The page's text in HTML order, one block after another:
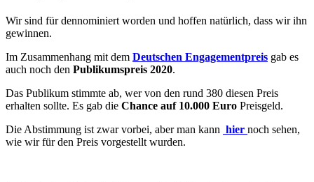
Wir sind für dennominiert worden und hoffen natürlich, dass wir ihn
gewinnen.
Im Zusammenhang mit dem Deutschen Engagementpreis gab es
auch noch den Publikumspreis 2020.
Das Publikum stimmte ab, wer von den rund 380 diesen Preis
erhalten sollte. Es gab die Chance auf 10.000 Euro Preisgeld.
Die Abstimmung ist zwar vorbei, aber man kann hier noch sehen,
wie wir für den Preis vorgestellt wurden.